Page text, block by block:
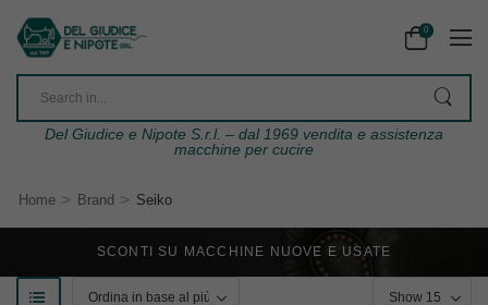
0
Del Giudice e Nipote S.r.l. – dal 1969 vendita e assistenza
macchine per cucire
Home > Brand > Seiko
SCONTI SU MACCHINE NUOVE E USATE